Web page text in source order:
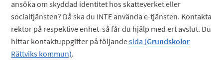
ansöka om skyddad identitet hos skatteverket eller
socialtjänsten? Då ska du INTE använda e-tjänsten. Kontakta
rektor på respektive enhet så får du hjälp med ert avslut. Du
hittar kontaktuppgifter på följandesida (Grundskolor
Rättviks kommun).